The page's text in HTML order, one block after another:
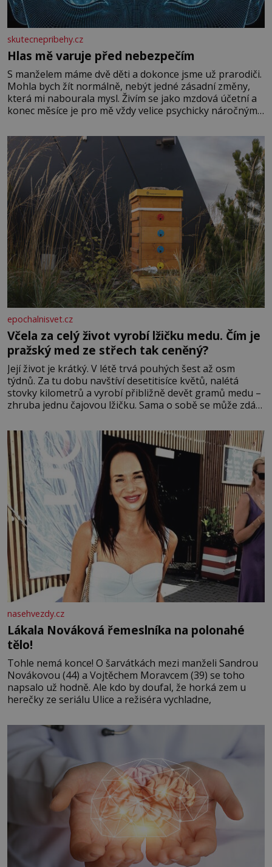
skutecnepribehy.cz
Hlas mě varuje před nebezpečím
S manželem máme dvě děti a dokonce jsme už prarodiči.
Mohla bych žít normálně, nebýt jedné zásadní změny,
která mi nabourala mysl. Živím se jako mzdová účetní a
konec měsíce je pro mě vždy velice psychicky náročným
dál častěji volá o pomoc, co se hlídání týče. Dalo by se
epochalnisvet.cz
Včela za celý život vyrobí lžičku medu. Čím je
pražský med ze střech tak ceněný?
Její život je krátký. V létě trvá pouhých šest až osm
týdnů. Za tu dobu navštíví desetitisíce květů, nalétá
stovky kilometrů a vyrobí přibližně devět gramů medu –
zhruba jednu čajovou lžičku. Sama o sobě se může zdát
tisíc příslušnic svého včelstva, vznikne jeden z
nejdokonalejších organismů
nasehvezdy.cz
Lákala Nováková řemeslníka na polonahé
tělo!
Tohle nemá konce! O šarvátkách mezi manželi Sandrou
Novákovou (44) a Vojtěchem Moravcem (39) se toho
napsalo už hodně. Ale kdo by doufal, že horká zem u
herečky ze seriálu Ulice a režiséra vychladne,